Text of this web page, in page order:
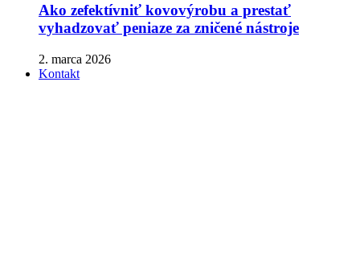
Ako zefektívniť kovovýrobu a prestať
vyhadzovať peniaze za zničené nástroje
2. marca 2026
Kontakt